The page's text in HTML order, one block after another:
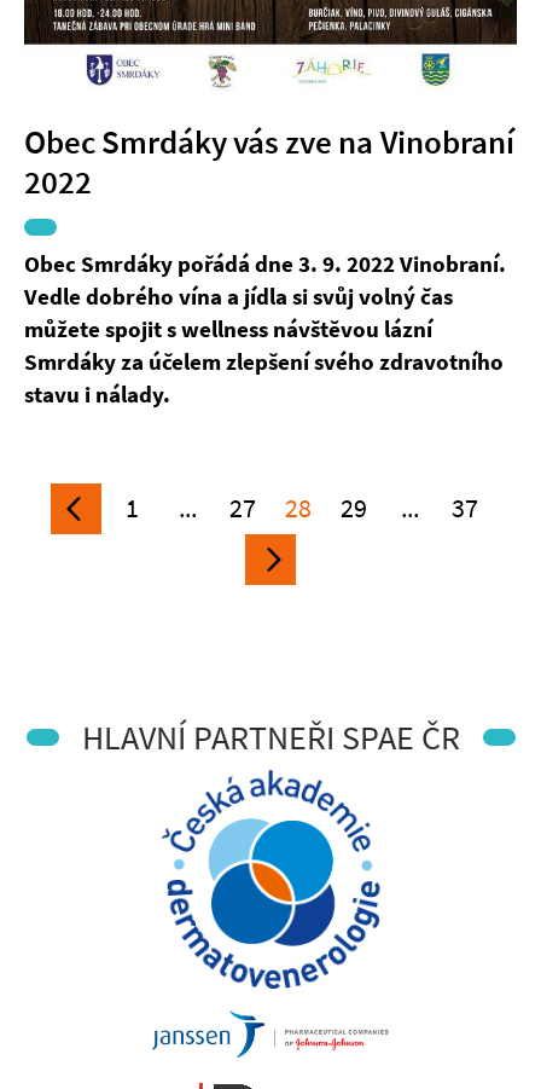
Obec Smrdáky vás zve na Vinobraní
2022
Obec Smrdáky pořádá dne 3. 9. 2022 Vinobraní.
Vedle dobrého vína a jídla si svůj volný čas
můžete spojit s wellness návštěvou lázní
Smrdáky za účelem zlepšení svého zdravotního
stavu i nálady.
1 ... 27 28 29 ... 37
HLAVNÍ PARTNEŘI SPAE ČR